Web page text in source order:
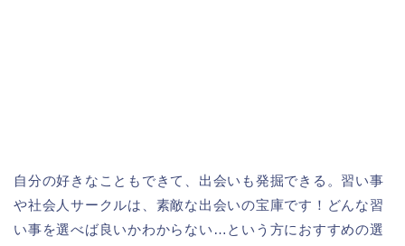
自分の好きなこともできて、出会いも発掘できる。習い事
や社会人サークルは、素敵な出会いの宝庫です！どんな習
い事を選べば良いかわからない…という方におすすめの選